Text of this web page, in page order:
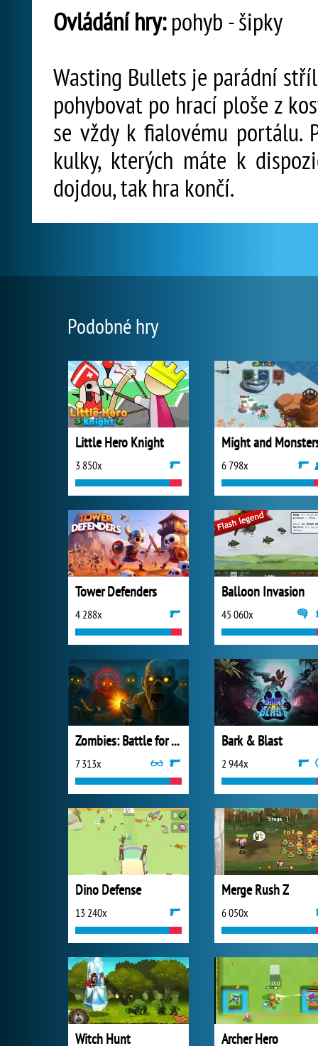
Ovládání hry:pohyb - šipky
Wasting Bullets je parádní
pohybovat po hrací ploše z
se vždy k fialovému portálu.
kulky, kterých máte k
dojdou, tak hra končí.
Podobné hry
Little Hero Knight
3 850x
Might and
6 798x
Tower Defenders
4 288x
Balloon Invasion
45 060x
Zombies: Battle for Survival
7 313x
Bark & Blast
2 944x
Dino Defense
13 240x
Merge Rush Z
6 050x
Witch Hunt Archer Hero